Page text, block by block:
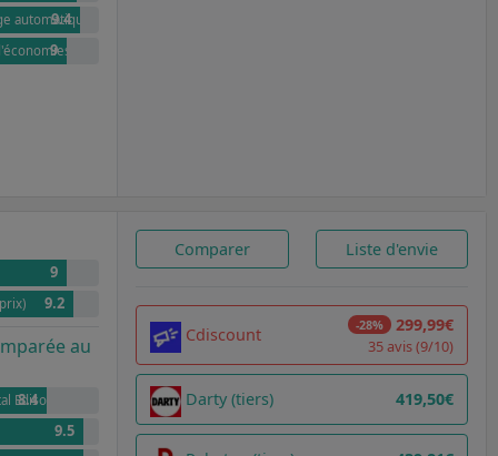
automatique
9.4
annuel par rapport à G
9
9
9.2
au
Edison
8.4
9.5
Comparer Liste d'envie
Cdiscount -28% 299,99€
35 avis (9/10)
Darty (tiers) 419,50€